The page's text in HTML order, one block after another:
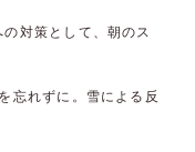
対策として、朝のス
忘れずに。雪による反